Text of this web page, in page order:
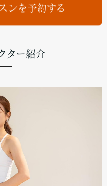
ンを予約する
ター紹介